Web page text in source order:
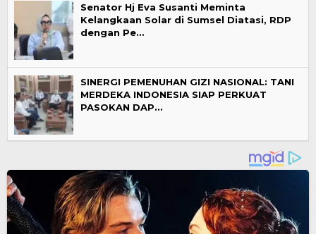
Senator Hj Eva Susanti Meminta
Kelangkaan Solar di Sumsel Diatasi, RDP
dengan Pe…
SINERGI PEMENUHAN GIZI NASIONAL: TANI
MERDEKA INDONESIA SIAP PERKUAT
PASOKAN DAP…